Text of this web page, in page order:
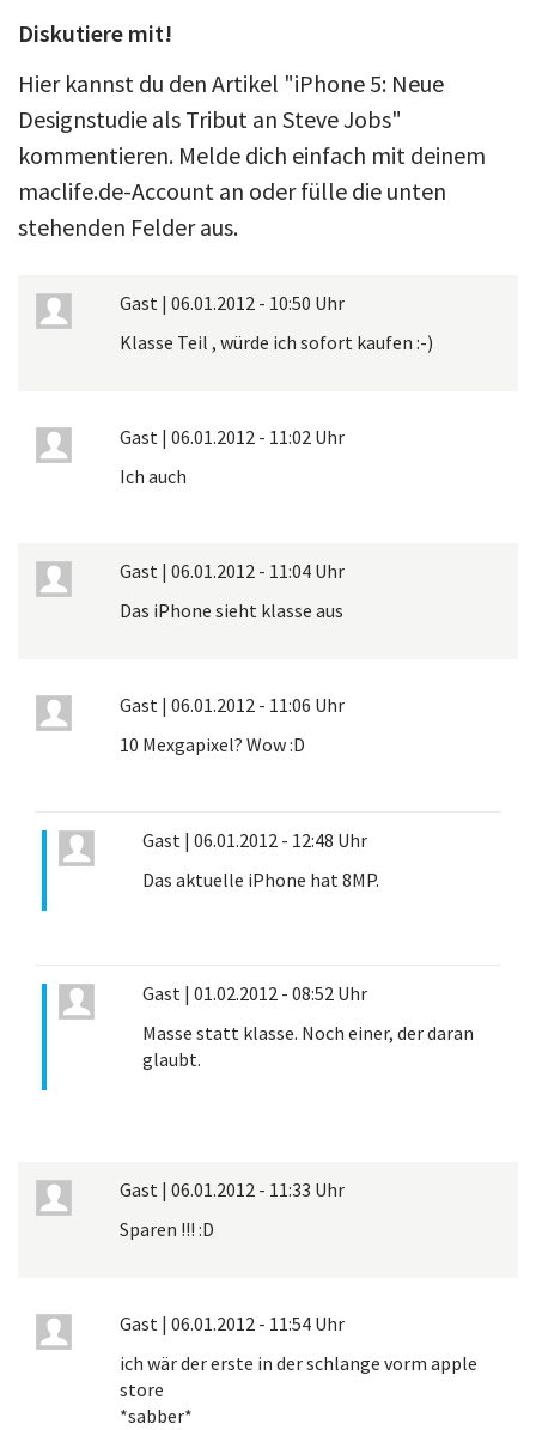
Diskutiere mit!
Hier kannst du den Artikel "iPhone 5: Neue
Designstudie als Tribut an Steve Jobs"
kommentieren. Melde dich einfach mit deinem
maclife.de-Account an oder fülle die unten
stehenden Felder aus.
Gast | 06.01.2012 - 10:50 Uhr
Klasse Teil , würde ich sofort kaufen :-)
Gast | 06.01.2012 - 11:02 Uhr
Ich auch
Gast | 06.01.2012 - 11:04 Uhr
Das iPhone sieht klasse aus
Gast | 06.01.2012 - 11:06 Uhr
10 Mexgapixel? Wow :D
Gast | 06.01.2012 - 12:48 Uhr
Das aktuelle iPhone hat 8MP.
Gast | 01.02.2012 - 08:52 Uhr
Masse statt klasse. Noch einer, der daran
glaubt.
Gast | 06.01.2012 - 11:33 Uhr
Sparen !!! :D
Gast | 06.01.2012 - 11:54 Uhr
ich wär der erste in der schlange vorm apple
store
*sabber*